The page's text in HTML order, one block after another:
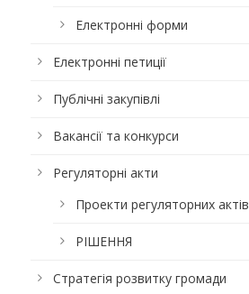
Електронні форми
Електронні петиції
Публічні закупівлі
Вакансії та конкурси
Регуляторні акти
Проекти регуляторних актів
РІШЕННЯ
Стратегія розвитку громади